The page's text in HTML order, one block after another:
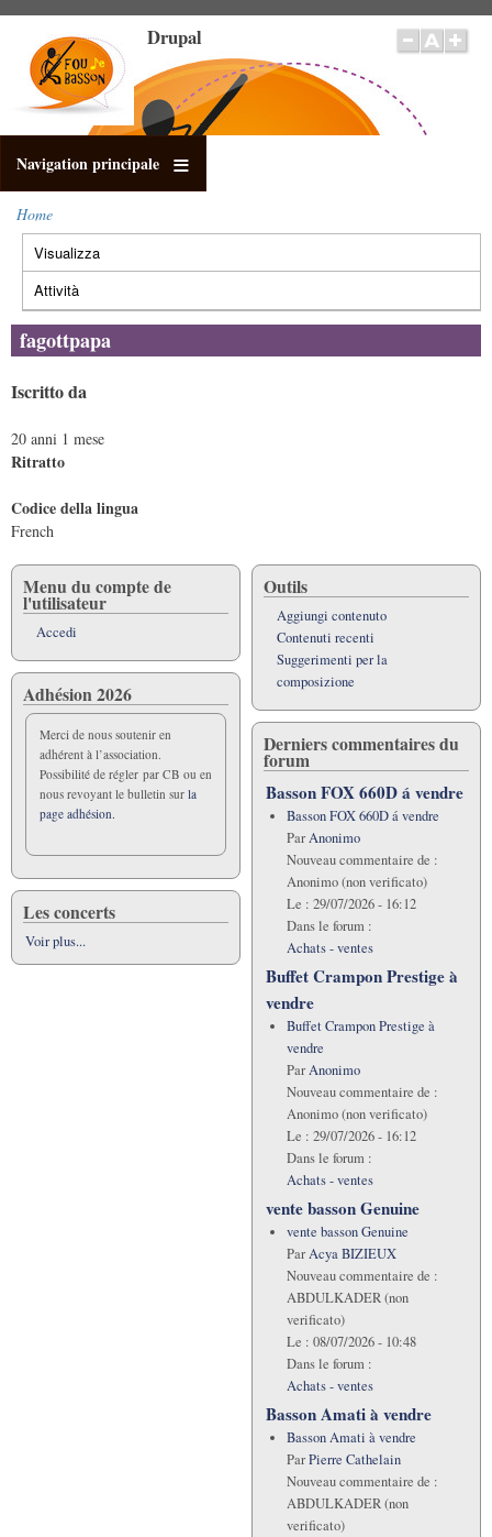
contenuto
principale
Drupal
Navigation principale
Briciole
di
pane
Home
Schede
primarie
Visualizza
attiva)
Attività
fagottpapa
Iscritto da
20 anni 1 mese
Ritratto
Codice della lingua
French
Menu du compte de
l'utilisateur
Accedi
Adhésion 2026
Merci de nous soutenir en
adhérent à l’association.
Possibilité de régler par CB ou en
nous revoyant le bulletin sur la
page adhésion.
Les concerts
Voir plus...
Outils
Aggiungi contenuto
Contenuti recenti
Suggerimenti per la
composizione
Derniers commentaires du
forum
Basson FOX 660D á vendre
Basson FOX 660D á vendre
ParAnonimo
Nouveau commentaire de :
Anonimo (non verificato)
Le : 29/07/2026 - 16:12
Dans le forum :
Achats - ventes
Buffet Crampon Prestige à
vendre
Buffet Crampon Prestige à
vendre
ParAnonimo
Nouveau commentaire de :
Anonimo (non verificato)
Le : 29/07/2026 - 16:12
Dans le forum :
Achats - ventes
vente basson Genuine
vente basson Genuine
ParAcya BIZIEUX
Nouveau commentaire de :
ABDULKADER (non
verificato)
Le : 08/07/2026 - 10:48
Dans le forum :
Achats - ventes
Basson Amati à vendre
Basson Amati à vendre
ParPierre Cathelain
Nouveau commentaire de :
ABDULKADER (non
verificato)